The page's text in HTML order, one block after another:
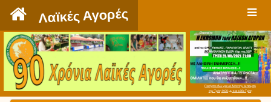
Λαϊκές Αγορές
Πατήστε εδώ για να δείτε την εκπομπή
την Τρίτη 9:00 μμ και κάθε Τρίτη